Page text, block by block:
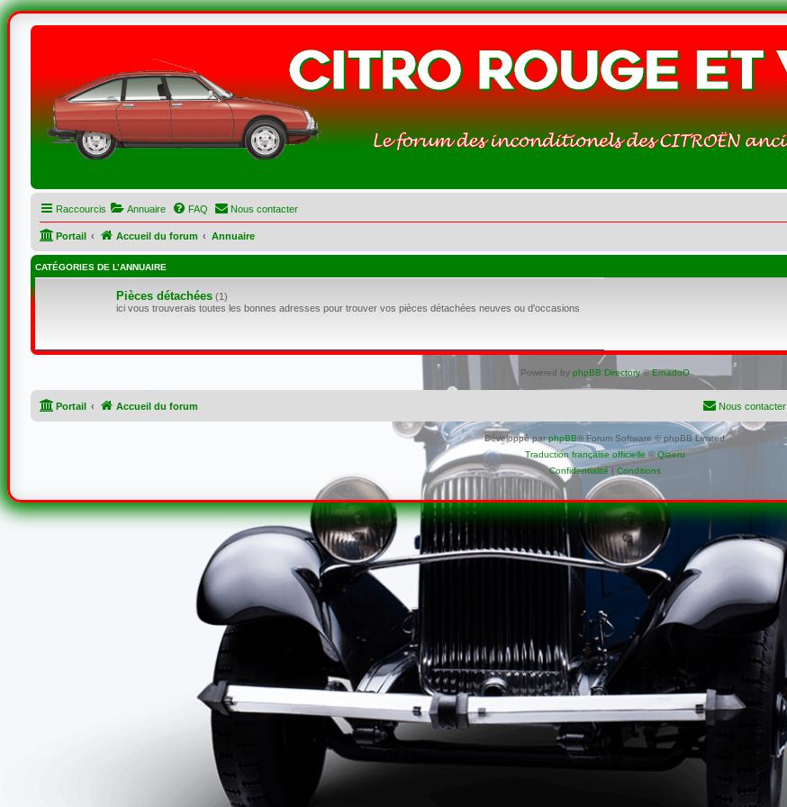
Raccourcis Annuaire FAQ Nous contacter
Portail Accueil du forum Annuaire
CATÉGORIES DE L’ANNUAIRE
Pièces détachées(1)
ici vous trouverais toutes les bonnes adresses pour trouver vos pièces détachées neuves ou d'occasions
Powered by phpBB Directory©ErnadoO
Portail Accueil du forum Nous contacter
Développé parphpBB® Forum Software © phpBB Limited
Traduction française officielle©Qiaeru
Confidentialité| Conditions